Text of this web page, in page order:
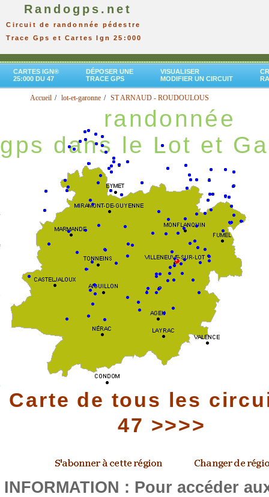
Randogps.net
Circuit de randonnée pédestre
Trace Gps et Cartes Ign 25:000
CARTES IGN®
25:000 DU 47
DÉPOSER UNE
TRACE GPS
VISUALISER
MODIFIER UN CIRCUIT
Accueil lot-et-garonne ST ARNAUD - ROUDOULOUS
randonnée
gps dans le Lot et
Carte de tous les
47 >>>>
INFORMATION : Pour accéder